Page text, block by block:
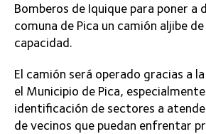
Bomberos de Iquique para poner a
comuna de Pica un camión aljibe
capacidad.
El camión será operado gracias a
el Municipio de Pica,
identificación de sectores a
de vecinos que puedan enfrentar